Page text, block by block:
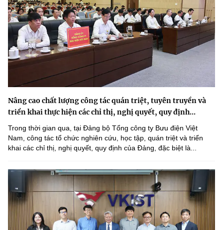
Nâng cao chất lượng công tác quán triệt, tuyên truyền và
triển khai thực hiện các chỉ thị, nghị quyết, quy định...
Trong thời gian qua, tại Đảng bộ Tổng công ty Bưu điện Việt
Nam, công tác tổ chức nghiên cứu, học tập, quán triệt và triển
khai các chỉ thị, nghị quyết, quy định của Đảng, đặc biệt là...